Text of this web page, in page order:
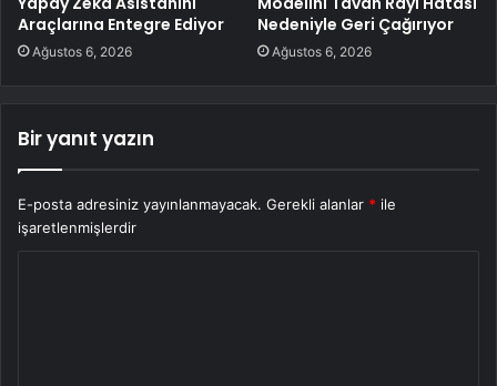
Araçlarına Entegre Ediyor
Ağustos 6, 2026
Nedeniyle Geri Çağırıyor
Ağustos 6, 2026
Bir yanıt yazın
E-posta adresiniz yayınlanmayacak. Gerekli alanlar * ile
işaretlenmişlerdir